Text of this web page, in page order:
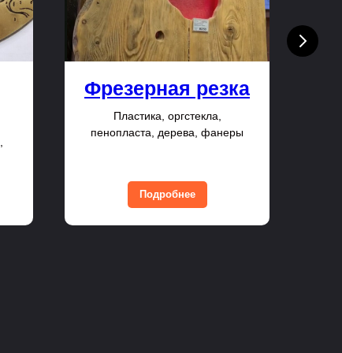
Фрезерная резка
Пластика, оргстекла,
пенопласта, дерева, фанеры
Подробнее